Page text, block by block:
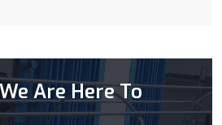
Are Here To